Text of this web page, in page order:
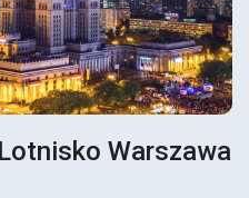
Warszawa